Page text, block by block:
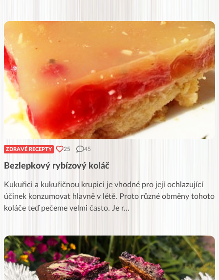
ZDRAVÉ RECEPTY 25 45
Bezlepkový rybízový koláč
Kukuřici a kukuřičnou krupici je vhodné pro její ochlazující
účinek konzumovat hlavně v létě. Proto různé obměny tohoto
koláče teď pečeme velmi často. Je r...